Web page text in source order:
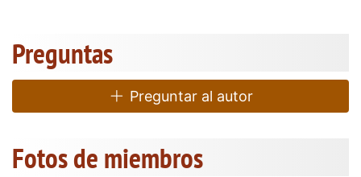
Preguntas
Preguntar al autor
Fotos de miembros